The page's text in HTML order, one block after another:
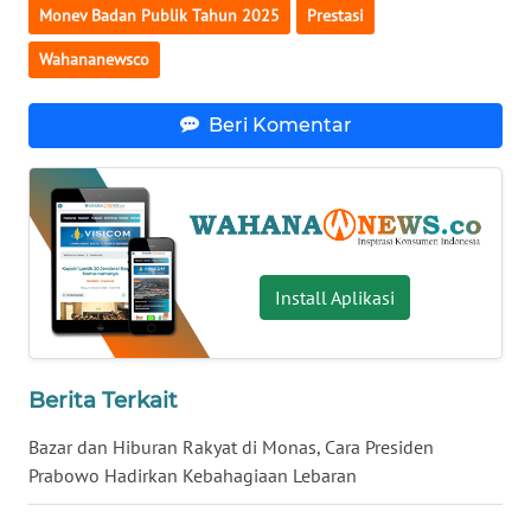
Monev Badan Publik Tahun 2025 Prestasi
Wahananewsco
Beri Komentar
Install Aplikasi
Berita Terkait
Bazar dan Hiburan Rakyat di Monas, Cara Presiden
Prabowo Hadirkan Kebahagiaan Lebaran
WN
BABEL
SUMBAR
WN
SUMSEL
WN
BENGKULU
WN
LAMPUNG
WN